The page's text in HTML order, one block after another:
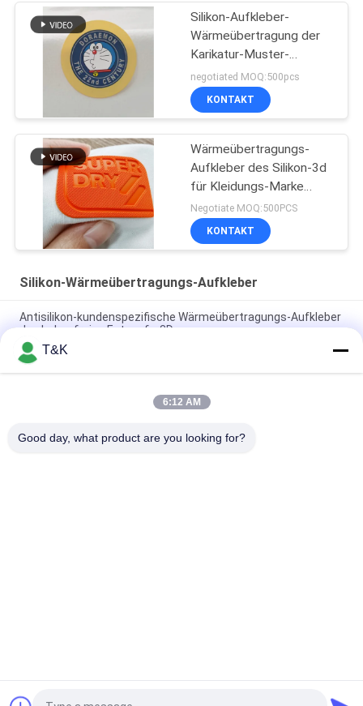
Silikon-Aufkleber-
Wärmeübertragung der
Karikatur-Muster-
bügelnde Kleidungs-3D
negotiated MOQ:500pcs
KONTAKT
Wärmeübertragungs-
Aufkleber des Silikon-3d
für Kleidungs-Marke
Pantone-Farbe
Negotiate MOQ:500PCS
KONTAKT
Silikon-Wärmeübertragungs-Aufkleber
Antisilikon-kundenspezifische Wärmeübertragungs-Aufkleber
des beleg-freies Entwurfs-3D
Glänzender 1.2mm Silikon-Wärmeübertragungs-Aufkleber-
Fabrik-Seidendruck-Flecken
Tiere formen 3D 7cm, Wärmeübertragungs-, diekleid Silikon
T&K
6:12 AM
Good day, what product are you looking for?